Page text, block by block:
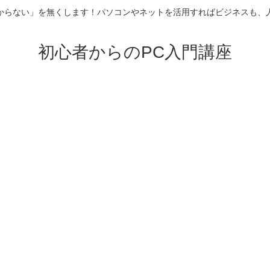
らない」を無くします！パソコンやネットを活用すればビジネスも、
初心者からのPC入門講座